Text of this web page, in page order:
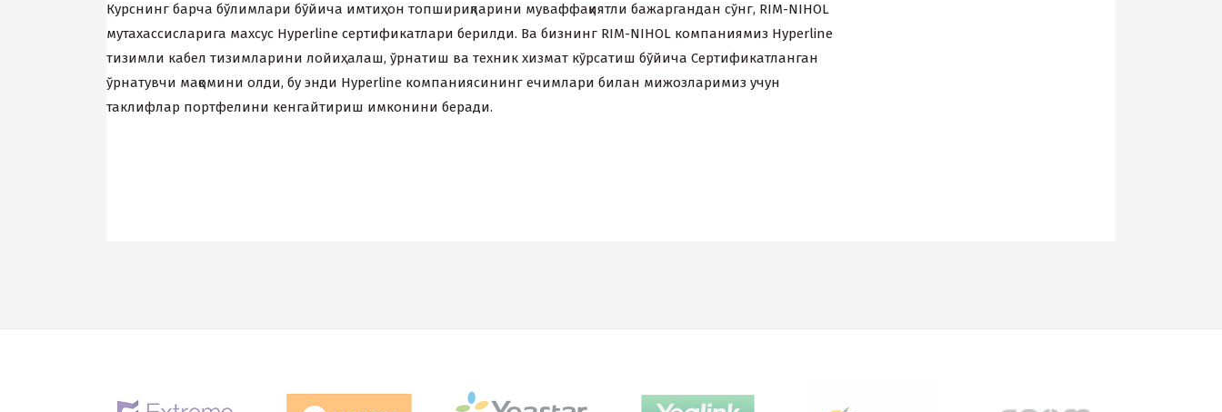
Курснинг барча бўлимлари бўйича имтиҳон топшириқларини муваффақиятли бажаргандан сўнг, RIM-NIHOL
мутаxассисларига маxсус Hyperline сертификатлари берилди. Ва бизнинг RIM-NIHOL компаниямиз Hyperline
тизимли кабел тизимларини лойиҳалаш, ўрнатиш ва теxник xизмат кўрсатиш бўйича Сертификатланган
ўрнатувчи мақомини олди, бу энди Hyperline компаниясининг ечимлари билан мижозларимиз учун
таклифлар портфелини кенгайтириш имконини беради.